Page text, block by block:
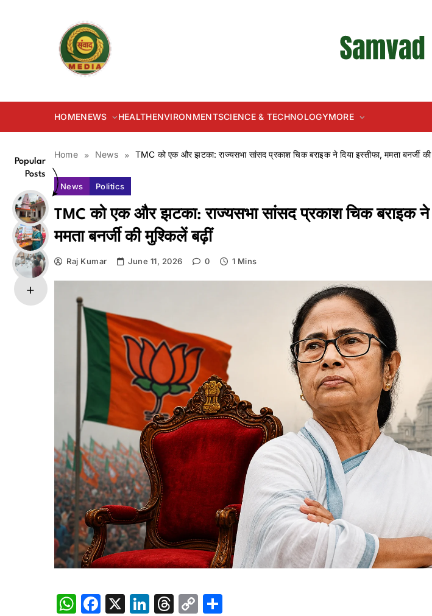
HOMENEWS HEALTHENVIRONMENTSCIENCE & TECHNOLOGYMORE
Home News TMC को एक और झटका: राज्यसभा सांसद प्रकाश चिक बराइक ने दिया इस्तीफा, ममता बनर्जी
Popular
Posts
News Politics
TMC को एक और झटका: राज्यसभा सांसद प्रकाश चिक बराइक ने
ममता बनर्जी की मुश्किलें बढ़ीं
Raj Kumar June 11, 2026 0 1 Mins
WhatsApp
Facebook
X LinkedIn
Threads
Copy